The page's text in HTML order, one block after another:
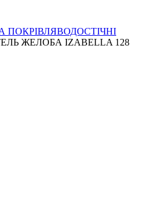
ПОКРІВЛЯВОДОСТІЧНІ
ЖЕЛОБА IZABELLA 128